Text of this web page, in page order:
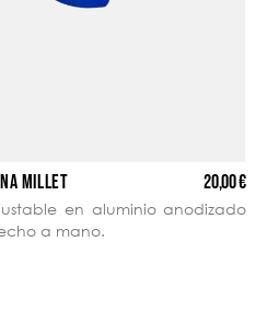
MILLET 20,00 €
en aluminio anodizado
a mano.